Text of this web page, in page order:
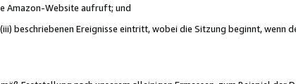
Amazon-Website aufruft; und
beschriebenen Ereignisse eintritt, wobei die Sitzung beginnt, wenn